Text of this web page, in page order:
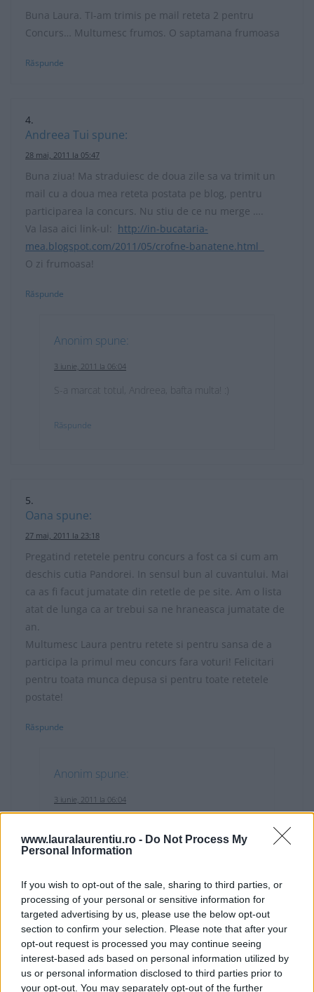
www.lauralaurentiu.ro - Do Not Process My
Personal Information
If you wish to opt-out of the sale, sharing to third parties, or
processing of your personal or sensitive information for
targeted advertising by us, please use the below opt-out
section to confirm your selection. Please note that after your
opt-out request is processed you may continue seeing
interest-based ads based on personal information utilized by
us or personal information disclosed to third parties prior to
your opt-out. You may separately opt-out of the further
Buna Laura. TI-am trimis pe mail reteta 2 pentru
Concurs… Multumesc frumos. O saptamana frumoasa
Răspunde
Andreea Tui spune:
28 mai, 2011 la 05:47
Buna ziua! Ma straduiesc de doua zile sa va trimit un
mail cu a doua mea reteta postata pe blog, pentru
participarea la concurs. Nu stiu de ce nu merge ….
Va lasa aici link-ul: http://in-bucataria-
mea.blogspot.com/2011/05/crofne-banatene.html
O zi frumoasa!
Răspunde
Anonim spune:
3 iunie, 2011 la 06:04
S-a marcat totul, Andreea, bafta multa! :)
Răspunde
Oana spune:
27 mai, 2011 la 23:18
Pregatind retetele pentru concurs a fost ca si cum am
deschis cutia Pandorei. In sensul bun al cuvantului. Mai
ca as fi facut jumatate din retetle de pe site. Am o lista
atat de lunga ca ar trebui sa ne hraneasca jumatate de
an.
Multumesc Laura pentru retete si pentru sansa de a
participa la primul meu concurs fara voturi! Felicitari
pentru toata munca depusa si pentru toate retetele
postate!
Răspunde
Anonim spune:
3 iunie, 2011 la 06:04
ce merita incercate prin „cuina” mea. :) Sa ai
mult noroc si succes in concurs!
Răspunde
Marina Popa spune: